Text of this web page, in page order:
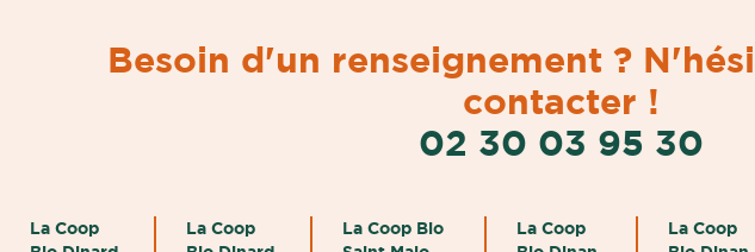
Besoin d'un renseignement ?
contacter !
02 30 03 95 30
La Coop
La Coop
La Coop Bio
La Coop
La Coop